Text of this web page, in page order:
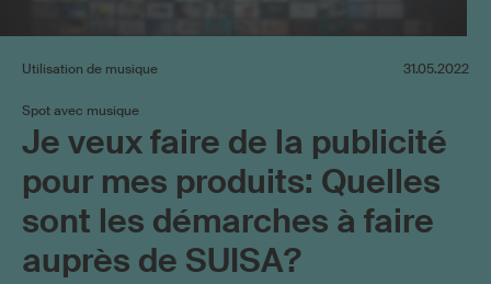
Utilisation de musique 31.05.2022
Spot avec musique
Je veux faire de la publicité
pour mes produits: Quelles
sont les démarches à faire
auprès de SUISA?